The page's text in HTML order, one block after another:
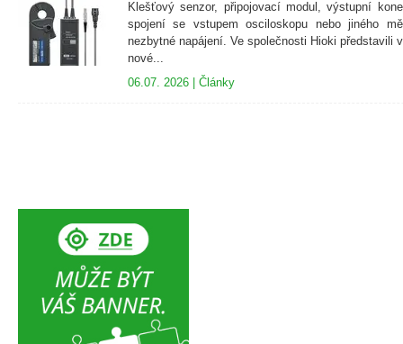
Klešťový senzor, připojovací modul, výstupní
spojení se vstupem osciloskopu nebo jiného
nezbytné napájení. Ve společnosti Hioki představili
nové...
06.07. 2026 | Články